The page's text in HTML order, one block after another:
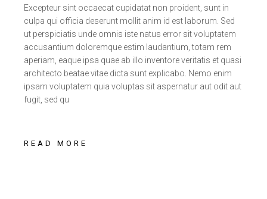
Excepteur sint occaecat cupidatat non proident, sunt in
culpa qui officia deserunt mollit anim id est laborum. Sed
ut perspiciatis unde omnis iste natus error sit voluptatem
accusantium doloremque estim laudantium, totam rem
aperiam, eaque ipsa quae ab illo inventore veritatis et quasi
architecto beatae vitae dicta sunt explicabo. Nemo enim
ipsam voluptatem quia voluptas sit aspernatur aut odit aut
fugit, sed qu
READ MORE